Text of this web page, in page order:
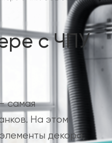
с ЧПУ
самая
На этом
декора,